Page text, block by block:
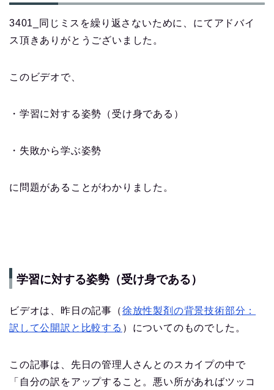
3401_同じミスを繰り返さないために、にてアドバイ
ス頂きありがとうございました。
このビデオで、
・学習に対する姿勢（受け身である）
・失敗から学ぶ姿勢
に問題があることがわかりました。
学習に対する姿勢（受け身である）
ビデオは、昨日の記事（徐放性製剤の背景技術部分：
訳して公開訳と比較する ）についてのものでした。
この記事は、先日の管理人さんとのスカイプの中で
「自分の訳をアップすること。悪い所があればツッコ